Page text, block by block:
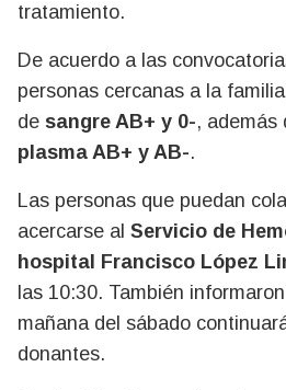
tratamiento.
De acuerdo a las
personas cercanas a la
de sangre AB+ y 0-, además
plasma AB+ y AB-.
Las personas que puedan
acercarse al Servicio de
hospital Francisco López
las 10:30. También
mañana del sábado
donantes.